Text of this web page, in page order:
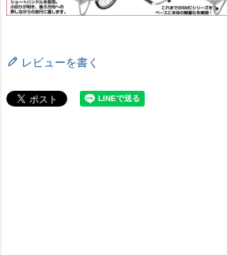
レビューを書く